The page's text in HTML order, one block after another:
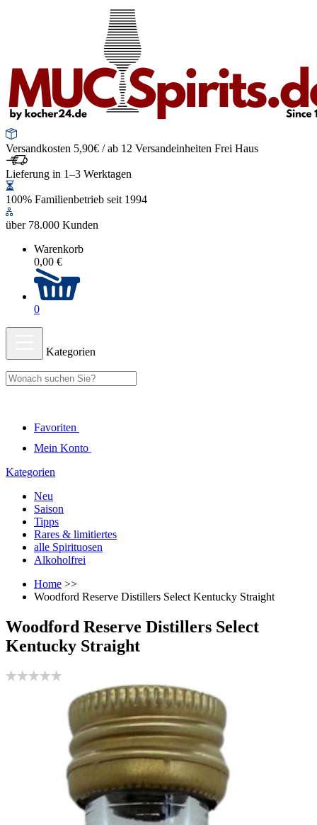
Versandkosten 5,90€ / ab 12 Versandeinheiten Frei Haus
Lieferung in 1–3 Werktagen
100% Familienbetrieb seit 1994
über 78.000 Kunden
Warenkorb
0,00 €
0
Kategorien
Favoriten
Mein Konto
Kategorien
Neu
Saison
Tipps
Rares & limitiertes
alle Spirituosen
Alkoholfrei
Home >>
Woodford Reserve Distillers Select Kentucky Straight
Woodford Reserve Distillers Select
Kentucky Straight